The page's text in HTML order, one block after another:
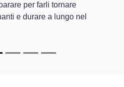
per farli tornare
e durare a lungo nel